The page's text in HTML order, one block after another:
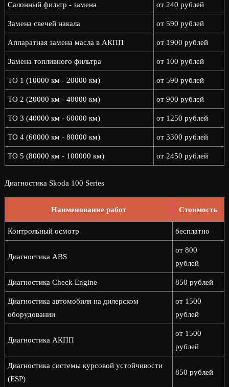
Салонный фильтр - замена от 240 рублей
Замена свечей накала от 590 рублей
Аппаратная замена масла в АКПП от 1900 рублей
Замена топливного фильтра от 100 рублей
ТО 1 (10000 км - 20000 км) от 590 рублей
ТО 2 (20000 км - 40000 км) от 900 рублей
ТО 3 (40000 км - 60000 км) от 1250 рублей
ТО 4 (60000 км - 80000 км) от 3300 рублей
ТО 5 (80000 км - 100000 км) от 2450 рублей
Диагностика Skoda 100 Series
Наименование работ Стоимость
Контрольный осмотр бесплатно
Диагностика ABS
от 800
рублей
Диагностика Check Engine 850 рублей
Диагностика автомобиля на дилерском
оборудовании
от 1500
рублей
Диагностика АКПП
от 1500
рублей
Диагностика системы курсовой устойчивости
(ESP)
850 рублей